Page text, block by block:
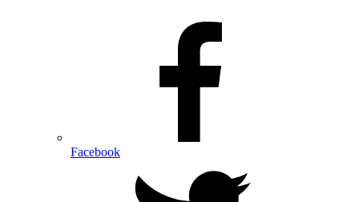
Facebook